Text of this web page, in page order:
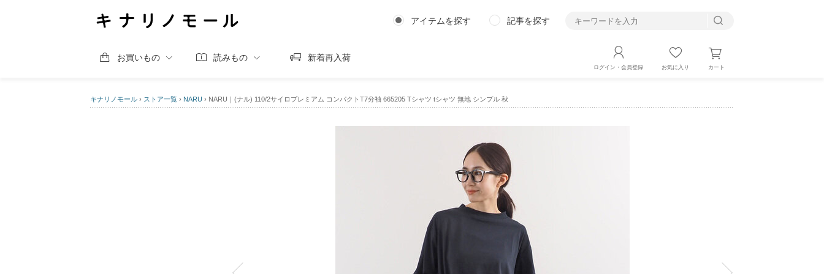
アイテムを探す 記事を探す
お買いもの 読みもの 新着再入荷
ログイン・会員登録 お気に入り カート
キナリノモール › ストア一覧 › NARU › NARU｜(ナル) 110/2サイロプレミアム コンパクトT7分袖 665205 Tシャツ tシャツ 無地 シンプル 秋